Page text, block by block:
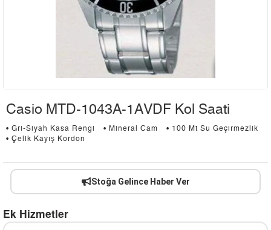
Casio MTD-1043A-1AVDF Kol Saati
• Gri-Siyah Kasa Rengi • Mineral Cam
• 100 Mt Su Geçirmezlik
• Çelik Kayış Kordon
Stoğa Gelince Haber Ver
Ek Hizmetler